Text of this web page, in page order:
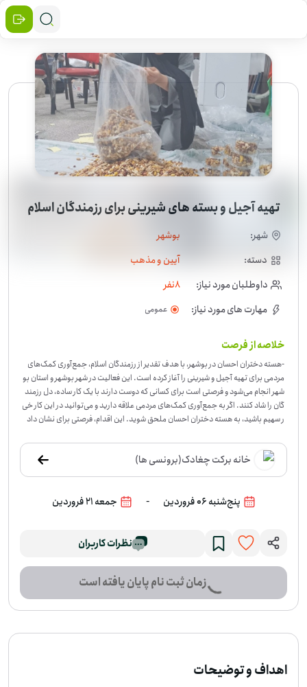
تهیه آجیل و بسته های شیرینی برای رزمندگان اسلام
شهر:
بوشهر
دسته:
آیین و مذهب
داوطلبان مورد نیاز:
8نفر
مهارت های مورد نیاز:
عمومی
خلاصه از فرصت
-هسته دختران احسان در بوشهر، با هدف تقدیر از رزمندگان اسلام، جمع‌آوری کمک‌های
مردمی برای تهیه آجیل و شیرینی را آغاز کرده است. این فعالیت در شهر بوشهر و استان بو
شهر انجام می‌شود و فرصتی است برای کسانی که دوست دارند با یک کار ساده، دل رزمند
گان را شاد کنند. اگر به جمع‌آوری کمک‌های مردمی علاقه دارید و می‌توانید در این کار خی
ر سهیم باشید، به هسته دختران احسان ملحق شوید. این اقدام، فرصتی برای نشان داد
ن به ارمغان بیاورد. برای مشارکت در این کار ارزشمند، همین حالا ثبت‌نام کنید.
خانه برکت چغادک(برونسی ها)
پنج‌شنبه 06 فروردین - جمعه 21 فروردین
نظرات کاربران
زمان ثبت نام پایان یافته است
اهداف و توضیحات